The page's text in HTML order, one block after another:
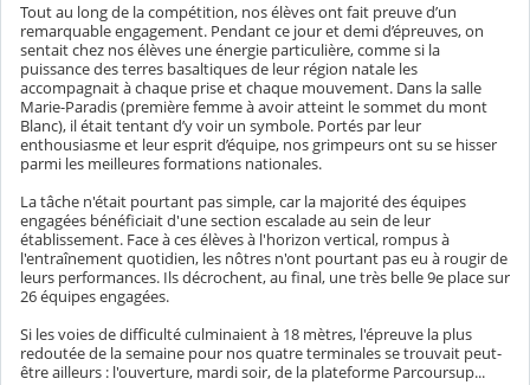
Tout au long de la compétition, nos élèves ont fait preuve d’un
remarquable engagement. Pendant ce jour et demi d’épreuves, on
sentait chez nos élèves une énergie particulière, comme si la
puissance des terres basaltiques de leur région natale les
accompagnait à chaque prise et chaque mouvement. Dans la salle
Marie-Paradis (première femme à avoir atteint le sommet du mont
Blanc), il était tentant d’y voir un symbole. Portés par leur
enthousiasme et leur esprit d’équipe, nos grimpeurs ont su se hisser
parmi les meilleures formations nationales.
La tâche n'était pourtant pas simple, car la majorité des équipes
engagées bénéficiait d'une section escalade au sein de leur
établissement. Face à ces élèves à l'horizon vertical, rompus à
l'entraînement quotidien, les nôtres n'ont pourtant pas eu à rougir de
leurs performances. Ils décrochent, au final, une très belle 9e place sur
26 équipes engagées.
Si les voies de difficulté culminaient à 18 mètres, l'épreuve la plus
redoutée de la semaine pour nos quatre terminales se trouvait peut-
être ailleurs : l'ouverture, mardi soir, de la plateforme Parcoursup...